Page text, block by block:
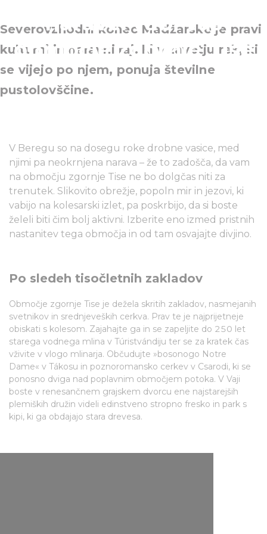
narave: vabi vas
območje zgornje Tise
Severovzhodni konec Madžarske je pravi
kulturni in naravni raj, ki v zavetju rek, ki
se vijejo po njem, ponuja številne
pustolovščine.
V Beregu so na dosegu roke drobne vasice, med
njimi pa neokrnjena narava – že to zadošča, da vam
na območju zgornje Tise ne bo dolgčas niti za
trenutek. Slikovito obrežje, popoln mir in jezovi, ki
vabijo na kolesarski izlet, pa poskrbijo, da si boste
želeli biti čim bolj aktivni. Izberite eno izmed pristnih
nastanitev tega območja in od tam osvajajte divjino.
Po sledeh tisočletnih zakladov
Območje zgornje Tise je dežela skritih zakladov, nasmejanih
svetnikov in srednjeveških cerkva. Prav te je najprijetneje
obiskati s kolesom. Zajahajte ga in se zapeljite do 250 let
starega vodnega mlina v Túristvándiju ter se za kratek čas
vživite v vlogo mlinarja. Občudujte »bosonogo Notre
Dame« v Tákosu in poznoromansko cerkev v Csarodi, ki se
ponosno dviga nad poplavnim območjem potoka. V Vaji
boste v renesančnem grajskem dvorcu ene najstarejših
plemiških družin videli edinstveno stropno fresko in park s
kipi, ki ga obdajajo stara drevesa.